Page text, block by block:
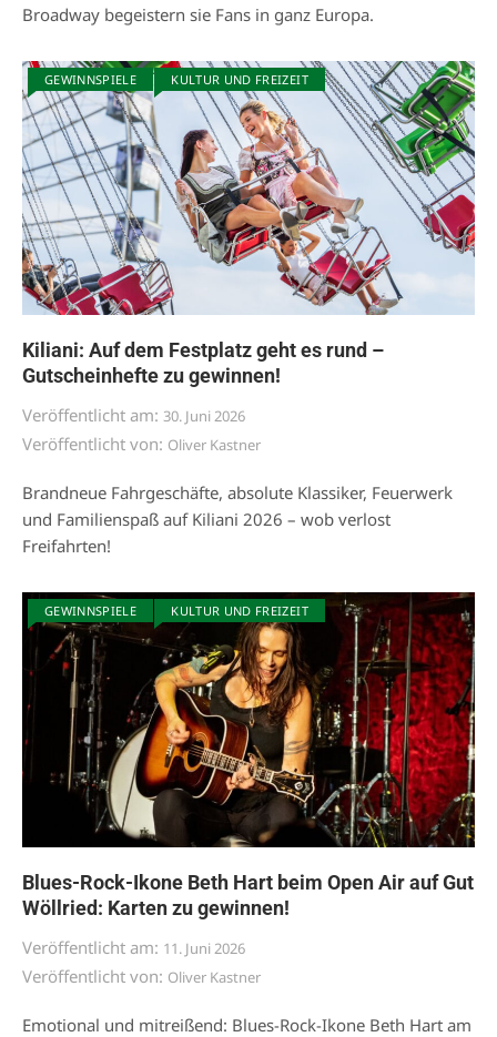
Broadway begeistern sie Fans in ganz Europa.
GEWINNSPIELE KULTUR UND FREIZEIT
Kiliani: Auf dem Festplatz geht es rund –
Gutscheinhefte zu gewinnen!
Veröffentlicht am: 30. Juni 2026
Veröffentlicht von: Oliver Kastner
Brandneue Fahrgeschäfte, absolute Klassiker, Feuerwerk
und Familienspaß auf Kiliani 2026 – wob verlost
Freifahrten!
GEWINNSPIELE KULTUR UND FREIZEIT
Blues-Rock-Ikone Beth Hart beim Open Air auf Gut
Wöllried: Karten zu gewinnen!
Veröffentlicht am: 11. Juni 2026
Veröffentlicht von: Oliver Kastner
Emotional und mitreißend: Blues-Rock-Ikone Beth Hart am